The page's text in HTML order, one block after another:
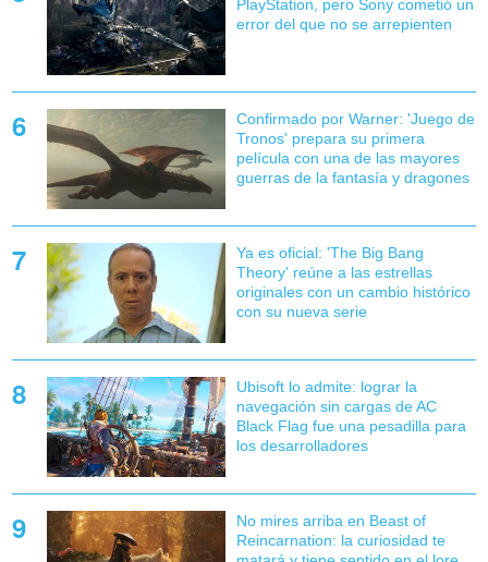
PlayStation, pero Sony cometió un
error del que no se arrepienten
Confirmado por Warner: 'Juego de
Tronos' prepara su primera
película con una de las mayores
guerras de la fantasía y dragones
Ya es oficial: 'The Big Bang
Theory' reúne a las estrellas
originales con un cambio histórico
con su nueva serie
Ubisoft lo admite: lograr la
navegación sin cargas de AC
Black Flag fue una pesadilla para
los desarrolladores
No mires arriba en Beast of
Reincarnation: la curiosidad te